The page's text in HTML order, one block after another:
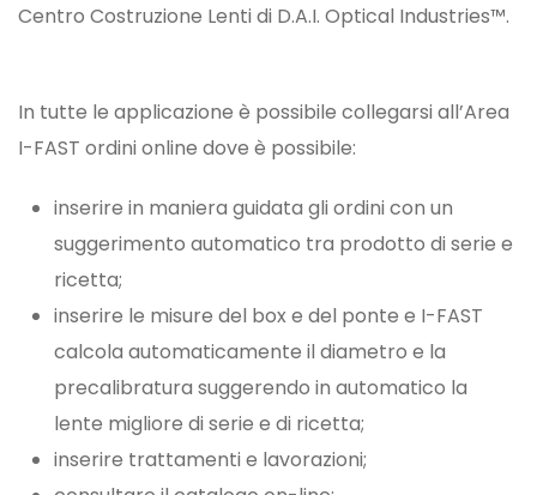
Centro Costruzione Lenti di D.A.I. Optical Industries™.
In tutte le applicazione è possibile collegarsi all’Area
I-FAST ordini online dove è possibile:
inserire in maniera guidata gli ordini con un
suggerimento automatico tra prodotto di serie e
ricetta;
inserire le misure del box e del ponte e I-FAST
calcola automaticamente il diametro e la
precalibratura suggerendo in automatico la
lente migliore di serie e di ricetta;
inserire trattamenti e lavorazioni;